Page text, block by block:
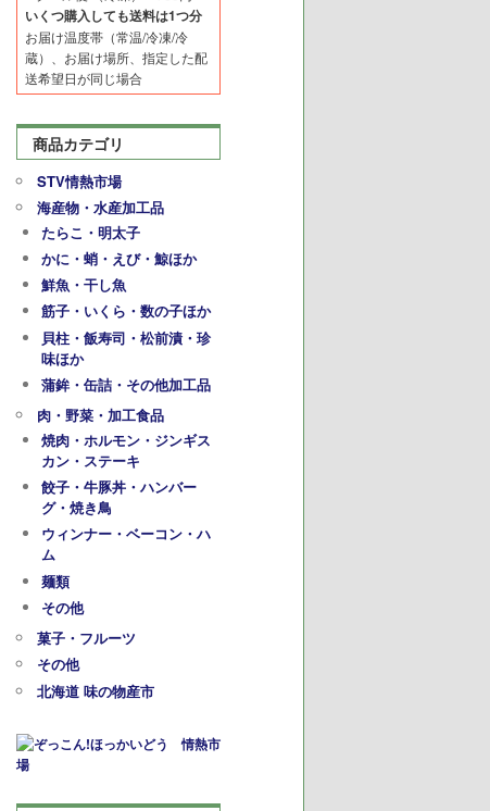
いくつ購入しても送料は1つ分
お届け温度帯（常温/冷凍/冷
蔵）、お届け場所、指定した配
送希望日が同じ場合
商品カテゴリ
STV情熱市場
海産物・水産加工品
たらこ・明太子
かに・蛸・えび・鯨ほか
鮮魚・干し魚
筋子・いくら・数の子ほか
貝柱・飯寿司・松前漬・珍
味ほか
蒲鉾・缶詰・その他加工品
肉・野菜・加工食品
焼肉・ホルモン・ジンギス
カン・ステーキ
餃子・牛豚丼・ハンバー
グ・焼き鳥
ウィンナー・ベーコン・ハ
ム
麺類
その他
菓子・フルーツ
その他
北海道 味の物産市